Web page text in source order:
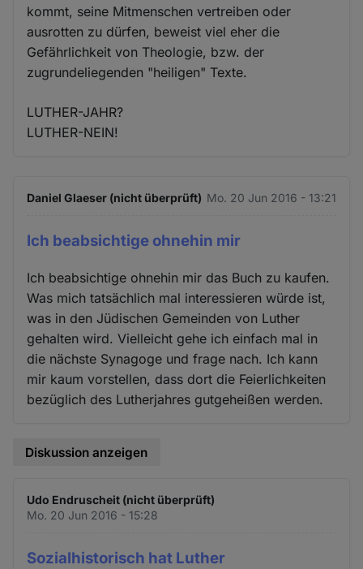
kommt, seine Mitmenschen vertreiben oder
ausrotten zu dürfen, beweist viel eher die
Gefährlichkeit von Theologie, bzw. der
zugrundeliegenden "heiligen" Texte.
LUTHER-JAHR?
LUTHER-NEIN!
Daniel Glaeser (nicht überprüft) Mo. 20 Jun 2016 - 13:21
Ich beabsichtige ohnehin mir
Ich beabsichtige ohnehin mir das Buch zu kaufen.
Was mich tatsächlich mal interessieren würde ist,
was in den Jüdischen Gemeinden von Luther
gehalten wird. Vielleicht gehe ich einfach mal in
die nächste Synagoge und frage nach. Ich kann
mir kaum vorstellen, dass dort die Feierlichkeiten
bezüglich des Lutherjahres gutgeheißen werden.
Diskussion anzeigen
Udo Endruscheit (nicht überprüft)
Mo. 20 Jun 2016 - 15:28
Sozialhistorisch hat Luther